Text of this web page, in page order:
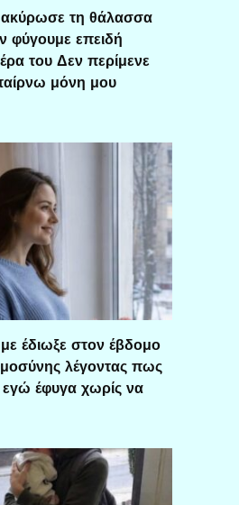
τη θάλασσα
φύγουμε επειδή
του Δεν περίμενε
μόνη μου
έδιωξε στον έβδομο
λέγοντας πως
εγώ έφυγα χωρίς να